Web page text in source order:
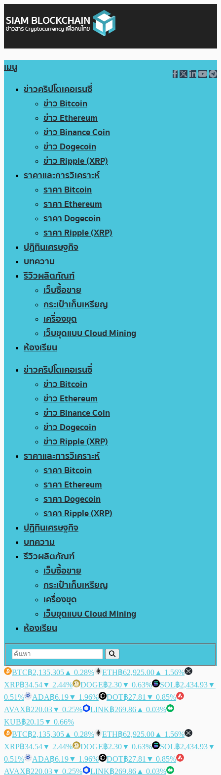
เมนู
ข่าวคริปโตเคอเรนซี่
ข่าว Bitcoin
ข่าว Ethereum
ข่าว Binance Coin
ข่าว Dogecoin
ข่าว Ripple (XRP)
ราคาและการวิเคราะห์
ราคา Bitcoin
ราคา Ethereum
ราคา Dogecoin
ราคา Ripple (XRP)
ปฏิทินเศรษฐกิจ
บทความ
รีวิวผลิตภัณฑ์
เว็บซื้อขาย
กระเป๋าเก็บเหรียญ
เครื่องขุด
เว็บขุดแบบ Cloud Mining
ห้องเรียน
ข่าวคริปโตเคอเรนซี่
ข่าว Bitcoin
ข่าว Ethereum
ข่าว Binance Coin
ข่าว Dogecoin
ข่าว Ripple (XRP)
ราคาและการวิเคราะห์
ราคา Bitcoin
ราคา Ethereum
ราคา Dogecoin
ราคา Ripple (XRP)
ปฏิทินเศรษฐกิจ
บทความ
รีวิวผลิตภัณฑ์
เว็บซื้อขาย
กระเป๋าเก็บเหรียญ
เครื่องขุด
เว็บขุดแบบ Cloud Mining
ห้องเรียน
BTC฿2,135,305 ▲ 0.28% ETH฿62,925.00 ▲ 1.56%
XRP฿34.54▼ 2.44% DOGE฿2.30▼ 0.63% SOL฿2,434.93▼
0.51%
ADA฿6.19▼ 1.96% DOT฿27.81 ▼ 0.85%
AVAX฿220.03▼ 0.25% LINK฿269.86 ▲ 0.03%
KUB฿20.15▼ 0.66%
BTC฿2,135,305 ▲ 0.28% ETH฿62,925.00 ▲ 1.56%
XRP฿34.54▼ 2.44% DOGE฿2.30▼ 0.63% SOL฿2,434.93▼
0.51%
ADA฿6.19▼ 1.96% DOT฿27.81 ▼ 0.85%
AVAX฿220.03▼ 0.25% LINK฿269.86 ▲ 0.03%